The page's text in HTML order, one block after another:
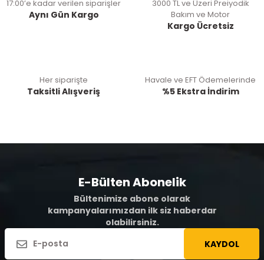
17:00’e kadar verilen siparişler
Aynı Gün Kargo
3000 TL ve Üzeri Preiyodik
Bakım ve Motor
Kargo Ücretsiz
Her siparişte
Taksitli Alışveriş
Havale ve EFT Ödemelerinde
%5 Ekstra İndirim
E-Bülten Abonelik
Bültenimize abone olarak
kampanyalarımızdan ilk siz haberdar
olabilirsiniz.
KAYDOL